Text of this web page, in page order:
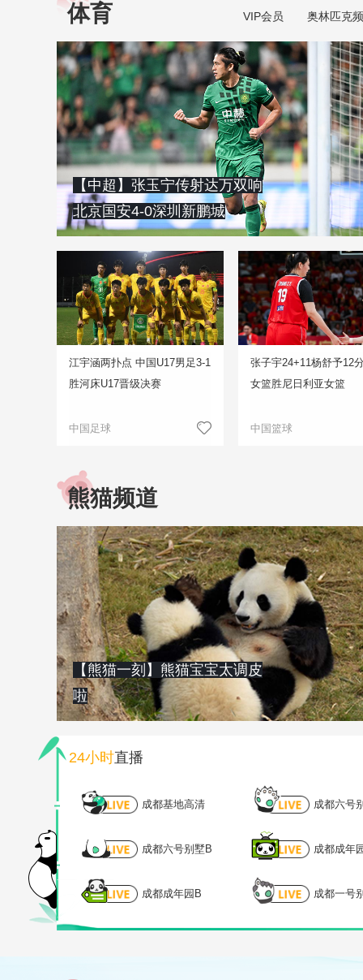
体育 VIP会员 奥林匹克
【中超】张玉宁传射达万双响
北京国安4-0深圳新鹏城
江宇涵两扑点 中国U17男足3-1
胜河床U17晋级决赛
中国足球
张子宇24+11杨舒予12
女篮胜尼日利亚女篮
中国篮球
熊猫频道
【熊猫一刻】熊猫宝宝太调皮
啦
24小时直播
成都基地高清 成都六号
成都六号别墅B 成都成年
成都成年园B 成都一号